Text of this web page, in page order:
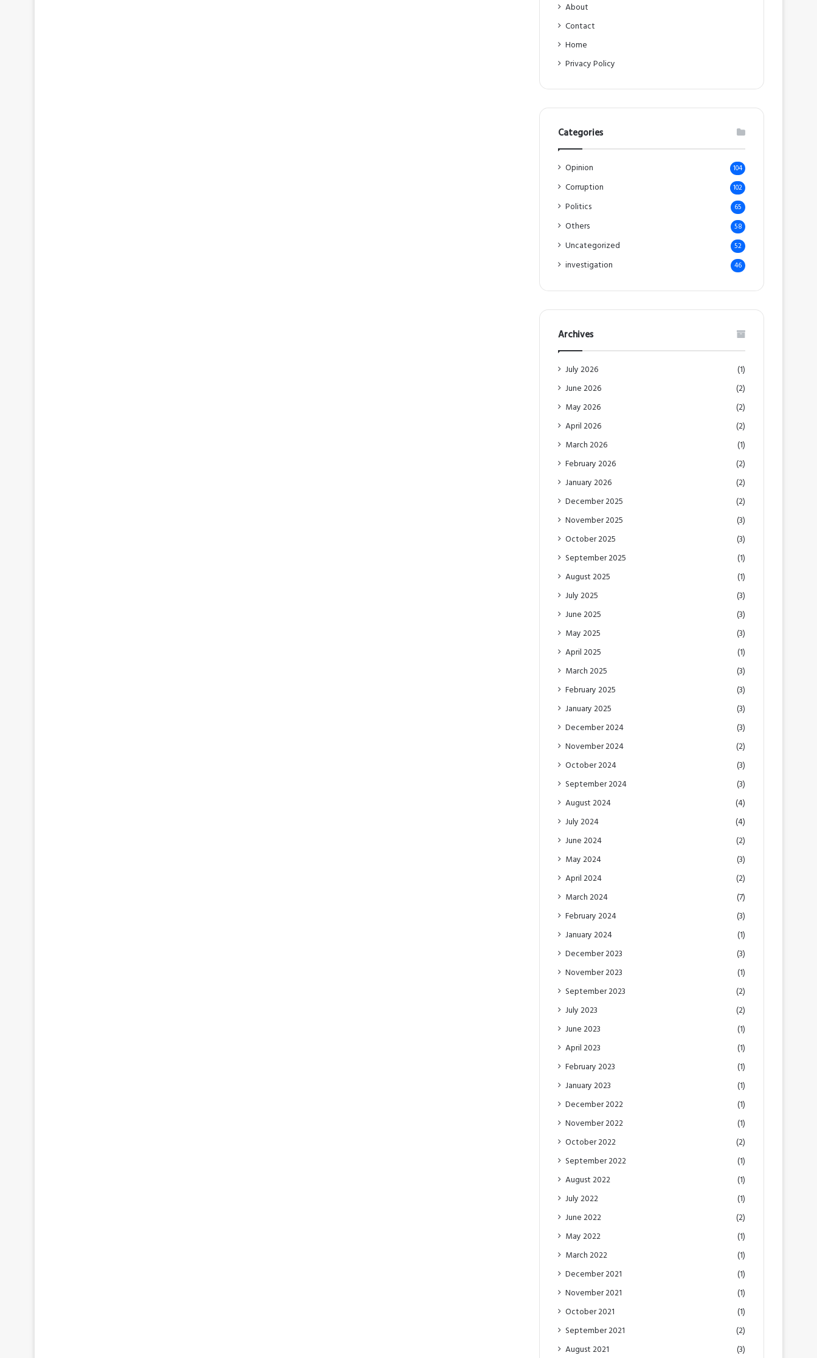
About
Contact
Home
Privacy Policy
Categories
Opinion 104
Corruption 102
Politics 65
Others 58
Uncategorized 52
investigation 46
Archives
July 2026
(1)
June 2026
(2)
May 2026
(2)
April 2026
(2)
March 2026
(1)
February 2026
(2)
January 2026
(2)
December 2025
(2)
November 2025
(3)
October 2025
(3)
September 2025
(1)
August 2025
(1)
July 2025
(3)
June 2025
(3)
May 2025
(3)
April 2025
(1)
March 2025
(3)
February 2025
(3)
January 2025
(3)
December 2024
(3)
November 2024
(2)
October 2024
(3)
September 2024
(3)
August 2024
(4)
July 2024
(4)
June 2024
(2)
May 2024
(3)
April 2024
(2)
March 2024
(7)
February 2024
(3)
January 2024
(1)
December 2023
(3)
November 2023
(1)
September 2023
(2)
July 2023
(2)
June 2023
(1)
April 2023
(1)
February 2023
(1)
January 2023
(1)
December 2022
(1)
November 2022
(1)
October 2022
(2)
September 2022
(1)
August 2022
(1)
July 2022
(1)
June 2022
(2)
May 2022
(1)
March 2022
(1)
December 2021
(1)
November 2021
(1)
October 2021
(1)
September 2021
(2)
August 2021
(3)